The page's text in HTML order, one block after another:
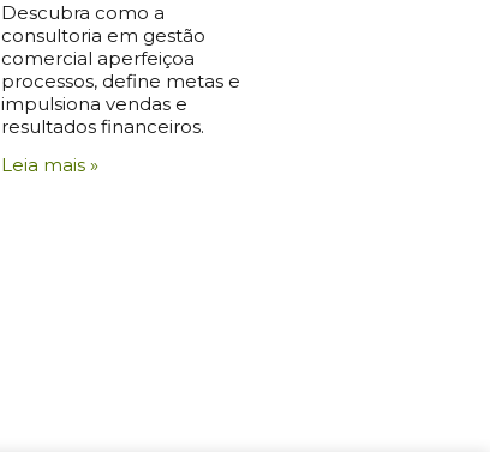
Descubra como a
consultoria em gestão
comercial aperfeiçoa
processos, define metas e
impulsiona vendas e
resultados financeiros.
Leia mais »